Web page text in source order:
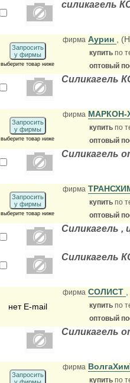
силикагель
Запросить
у фирмы
выберите товар ниже
фирма Аурин ,
купить по
оптовый
Силикагель
Запросить
у фирмы
выберите товар ниже
фирма
купить по
оптовый
Силикагель
Запросить
у фирмы
выберите товар ниже
фирма
купить по
оптовый
Силикагель ,
Силикагель
нет E-mail
фирма СОЛИСТ
купить по
оптовый
Силикагель
Запросить
фирма
купить по